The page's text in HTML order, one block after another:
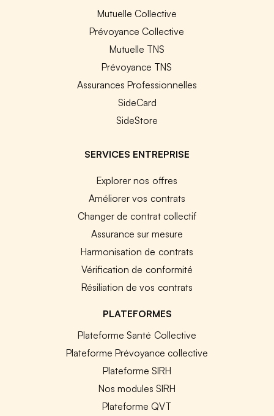
Mutuelle Collective
Prévoyance Collective
Mutuelle TNS
Prévoyance TNS
Assurances Professionnelles
SideCard
SideStore
SERVICES ENTREPRISE
Explorer nos offres
Améliorer vos contrats
Changer de contrat collectif
Assurance sur mesure
Harmonisation de contrats
Vérification de conformité
Résiliation de vos contrats
PLATEFORMES
Plateforme Santé Collective
Plateforme Prévoyance collective
Plateforme SIRH
Nos modules SIRH
Plateforme QVT